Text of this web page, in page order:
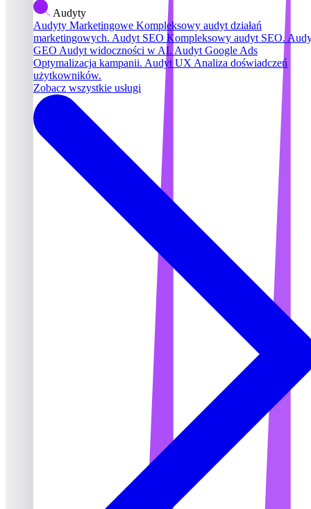
Audyty
Audyty Marketingowe Kompleksowy audyt działań
marketingowych. Audyt SEO Kompleksowy audyt SEO.
GEO Audyt widoczności w AI. Audyt Google Ads
Optymalizacja kampanii. Audyt UX Analiza doświadczeń
użytkowników.
Zobacz wszystkie usługi